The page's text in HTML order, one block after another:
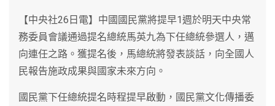
【中央社26日電】中國國民黨將提早1週於明天中央常
務委員會議通過提名總統馬英九為下任總統參選人，邁
向連任之路。獲提名後，馬總統將發表談話，向全國人
民報告施政成果與國家未來方向。
國民黨下任總統提名時程提早啟動，國民黨文化傳播委